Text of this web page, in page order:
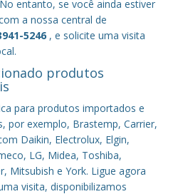
entanto, se você ainda estiver
a nossa central de
5246 , e solicite uma visita
produtos
para produtos importados e
por exemplo, Brastemp, Carrier,
Daikin, Electrolux, Elgin,
LG, Midea, Toshiba,
Mitsubish e York. Ligue agora
visita, disponibilizamos